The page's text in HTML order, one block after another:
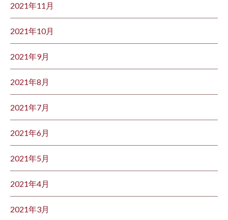
2021年11月
2021年10月
2021年9月
2021年8月
2021年7月
2021年6月
2021年5月
2021年4月
2021年3月